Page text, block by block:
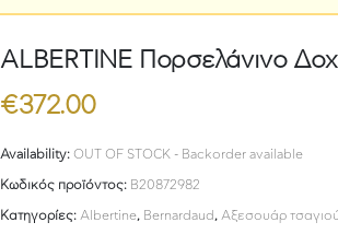
ALBERTINE Πορσελάνινο
€372.00
Availability: OUT OF STOCK - Backorder available
Κωδικός προϊόντος: B20872982
Κατηγορίες: Albertine, Bernardaud , Αξεσουάρ